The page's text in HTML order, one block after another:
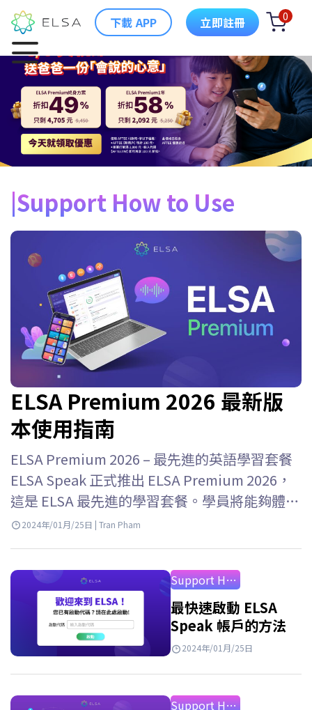
下載 APP 立即註冊 0
Support How to Use
ELSA Premium 2026 最新版
本使用指南
ELSA Premium 2026 – 最先進的英語學習套餐
ELSA Speak 正式推出 ELSA Premium 2026，
這是 ELSA 最先進的學習套餐。學員將能夠體驗
ELSA Speak…
2024年/01月/25日 | Tran Pham
Support How to Use
最快速啟動 ELSA
Speak 帳戶的方法
2024年/01月/25日
Support How to Use